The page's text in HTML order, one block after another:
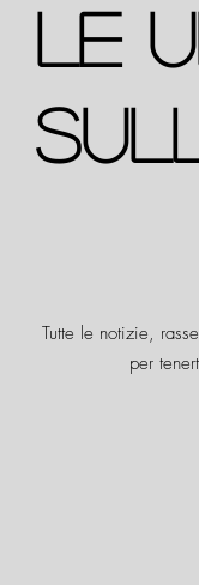
Le
Tutte le notizie,
per